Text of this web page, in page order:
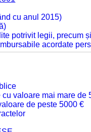
cu anul 2015)
potrivit legii, precum
acordate
valoare mai mare de
de peste 5000 €